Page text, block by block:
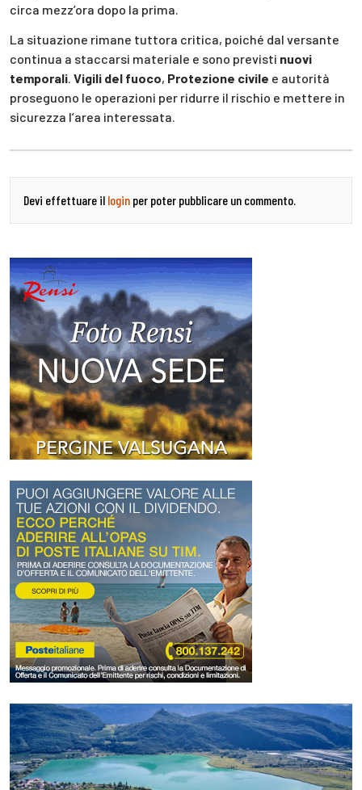
circa mezz’ora dopo la prima.
La situazione rimane tuttora critica, poiché dal versante
continua a staccarsi materiale e sono previsti nuovi
temporali Vigili del fuoco, Protezione civile e autorità
proseguono le operazioni per ridurre il rischio e mettere in
sicurezza l’area interessata.
Devi effettuare il login per poter pubblicare un commento.